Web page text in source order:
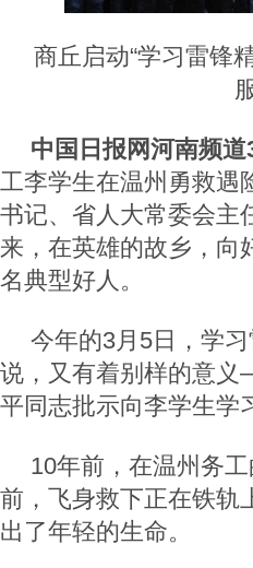
商丘启动“学习雷锋
中国日报网河南频
工李学生在温州勇救遇
书记、省人大常委会主
来，在英雄的故乡，向
名典型好人。
今年的3月5日，学
说，又有着别样的意
平同志批示向李学生学
10年前，在温州务
前，飞身救下正在铁轨
出了年轻的生命。